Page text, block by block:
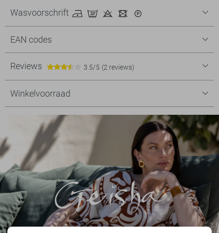
Wasvoorschrift
EAN codes
Reviews 3.5/5 (2 reviews)
Winkelvoorraad